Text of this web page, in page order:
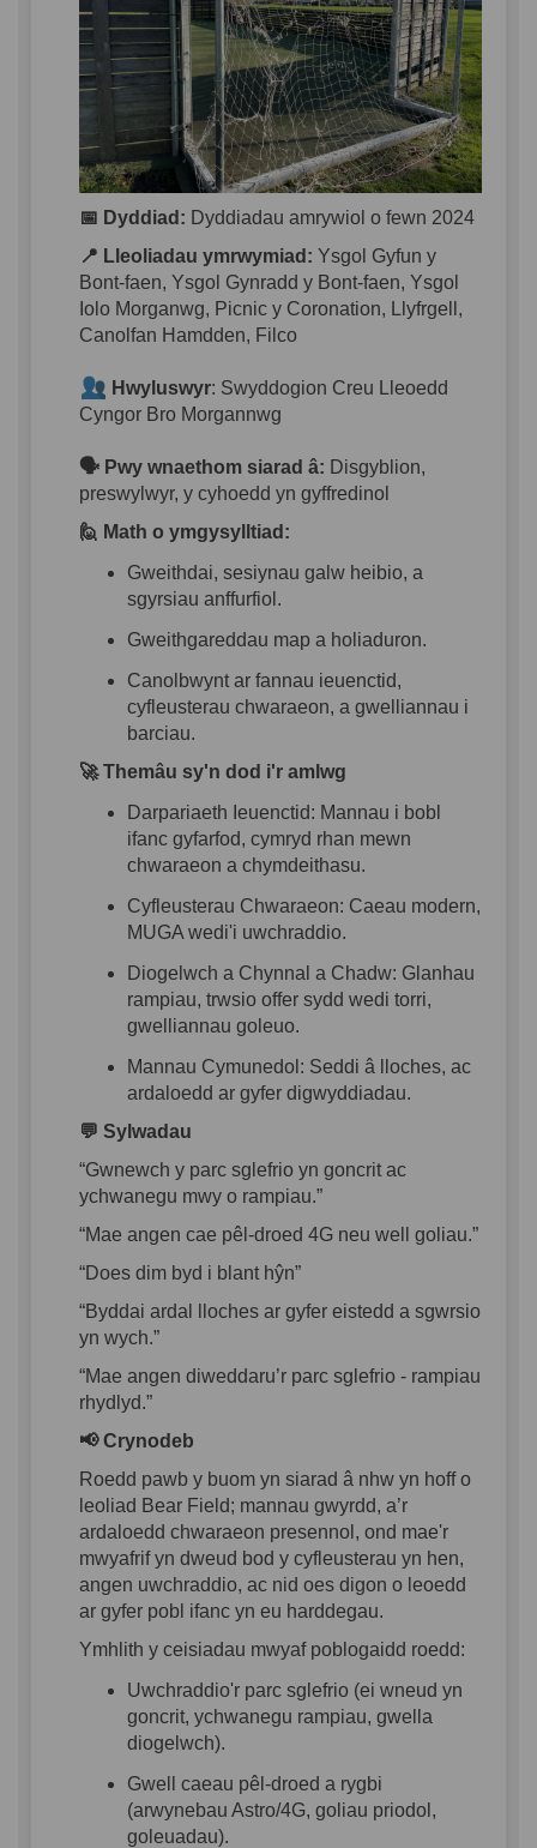
📅 Dyddiad : Dyddiadau amrywiol o fewn 2024
📍 Lleoliadau ymrwymiad : Ysgol Gyfun y
Bont-faen, Ysgol Gynradd y Bont-faen, Ysgol
Iolo Morganwg, Picnic y Coronation, Llyfrgell ,
Canolfan Hamdden, Filco
Hwyluswyr: Swyddogion Creu Lleoedd
Cyngor Bro Morgannwg
🗣️ Pwy wnaethom siarad â: Disgyblion,
preswylwyr, y cyhoedd yn gyffredinol
🙋 Math o ymgysylltiad :
Gweithdai, sesiynau galw heibio, a
sgyrsiau anffurfiol .
Gweithgareddau map a holiaduron.
Canolbwynt ar fannau ieuenctid,
cyfleusterau chwaraeon, a gwelliannau i
barciau.
🚀Themâu sy'n dod i'r amlwg
Darpariaeth Ieuenctid: Mannau i bobl
ifanc gyfarfod, cymryd rhan mewn
chwaraeon a chymdeithasu.
Cyfleusterau Chwaraeon: Caeau modern,
MUGA wedi'i uwchraddio.
Diogelwch a Chynnal a Chadw: Glanhau
rampiau, trwsio offer sydd wedi torri,
gwell iannau goleuo.
Mannau Cymunedol : Seddi â lloches, ac
ardaloedd ar gyfer digwyddiadau.
💬 Sylwadau
“Gwnewch y parc sglefrio yn goncrit ac
ychwanegu mwy o rampiau.”
“Mae angen cae pêl-droed 4G neu well goliau.”
“Does dim byd i blant hŷn”
“Byddai ardal lloches ar gyfer eistedd a sgwrsio
yn wych.”
“Mae angen diweddaru’r parc sglefrio - rampiau
rhydlyd.”
📢Crynodeb
Roedd pawb y buom yn siarad â nhw yn hoffo
leoliad Bear Field; mannau gwyrdd, a’r
ardaloedd chwaraeon presennol , ond mae'r
mwyafrif yn dweud bod y cyfleusterau yn hen,
angen uwchraddio, ac nid oes digon o leoedd
ar gyfer pobl ifanc yn eu harddegau.
Ymhlith y ceisiadau mwyaf poblogaidd roedd:
Uwchraddio'r parc sglefrio (ei wneud yn
goncrit, ychwanegu rampiau, gwella
diogelwch).
Gwell
caeau pêl-droed a rygbi
(arwynebau Astro/4G, goliau priodol ,
goleuadau).